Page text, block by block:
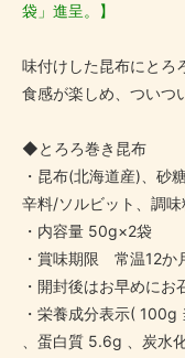
袋」進呈。】
味付けした昆布にとろ
食感が楽しめ、ついつ
◆とろろ巻き昆布
・昆布(北海道産)、砂
辛料/ソルビット、調味
・内容量 50g×2袋
・賞味期限 常温12か
・開封後はお早めに
・栄養成分表示(
、蛋白質 5.6g 、炭水